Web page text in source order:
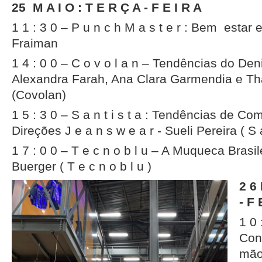
25 M A I O : T E R Ç A - F E I R A
1 1 : 3 0 – P u n c h M a s t e r : Bem estar
Fraiman
1 4 : 0 0 – C o v o l a n – Tendências do
Alexandra Farah, Ana Clara Garmendia e
(Covolan)
1 5 : 3 0 – S a n t i s t a : Tendências de
Direções J e a n s w e a r - Sueli Pereira ( S
1 7 : 0 0 – T e c n o b l u – A Muqueca
Buerger ( T e c n o b l u )
2 6
- F
1 0